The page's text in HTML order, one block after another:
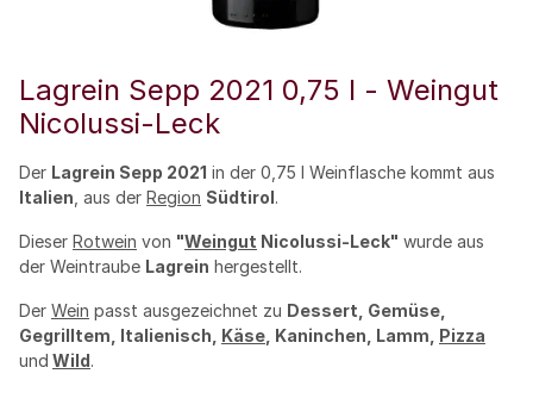
Lagrein Sepp 2021 0,75 l - Weingut
Nicolussi-Leck
Der Lagrein Sepp 2021 in der 0,75 l Weinflasche kommt aus
Italien , aus der Region Südtirol.
Dieser Rotwein von "Weingut Nicolussi-Leck" wurde aus
der Weintraube Lagrein hergestellt.
Der Wein passt ausgezeichnet zu Dessert, Gemüse,
Gegrilltem, Italienisch, Käse , Kaninchen, Lamm, Pizza
und Wild.